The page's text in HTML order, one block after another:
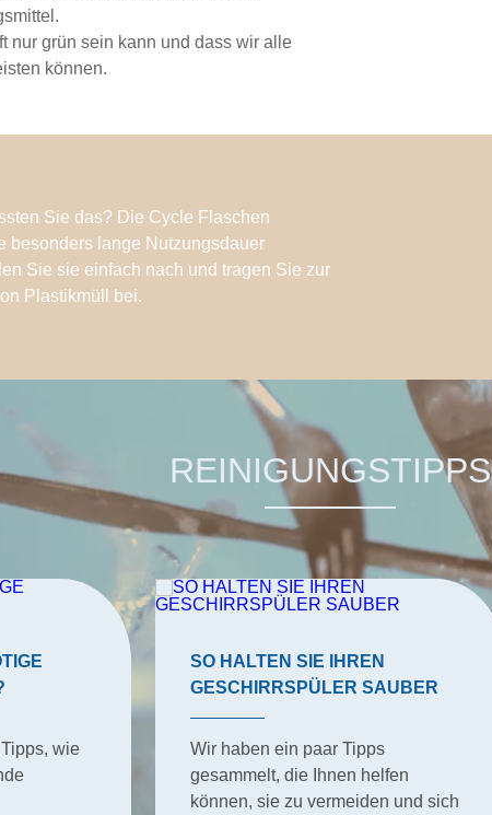
nur grün sein kann und dass wir alle
können.
Sie das? Die Cycle Flaschen
besonders lange Nutzungsdauer
Sie sie einfach nach und tragen Sie zur
Plastikmüll bei.
REINIGUNGSTIPPS
wie
SO HALTEN SIE IHREN
GESCHIRRSPÜLER SAUBER
Wir haben ein paar Tipps
gesammelt, die Ihnen helfen
können, sie zu vermeiden und sich